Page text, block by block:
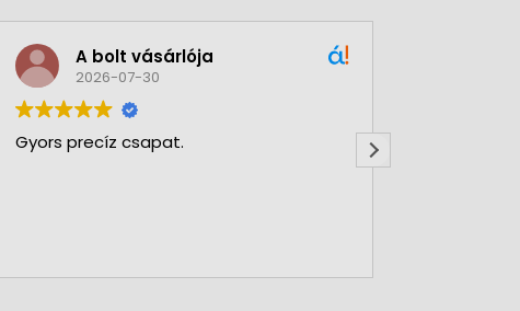
A bolt vásárlója
2026-07-30
Gyors precíz csapat.